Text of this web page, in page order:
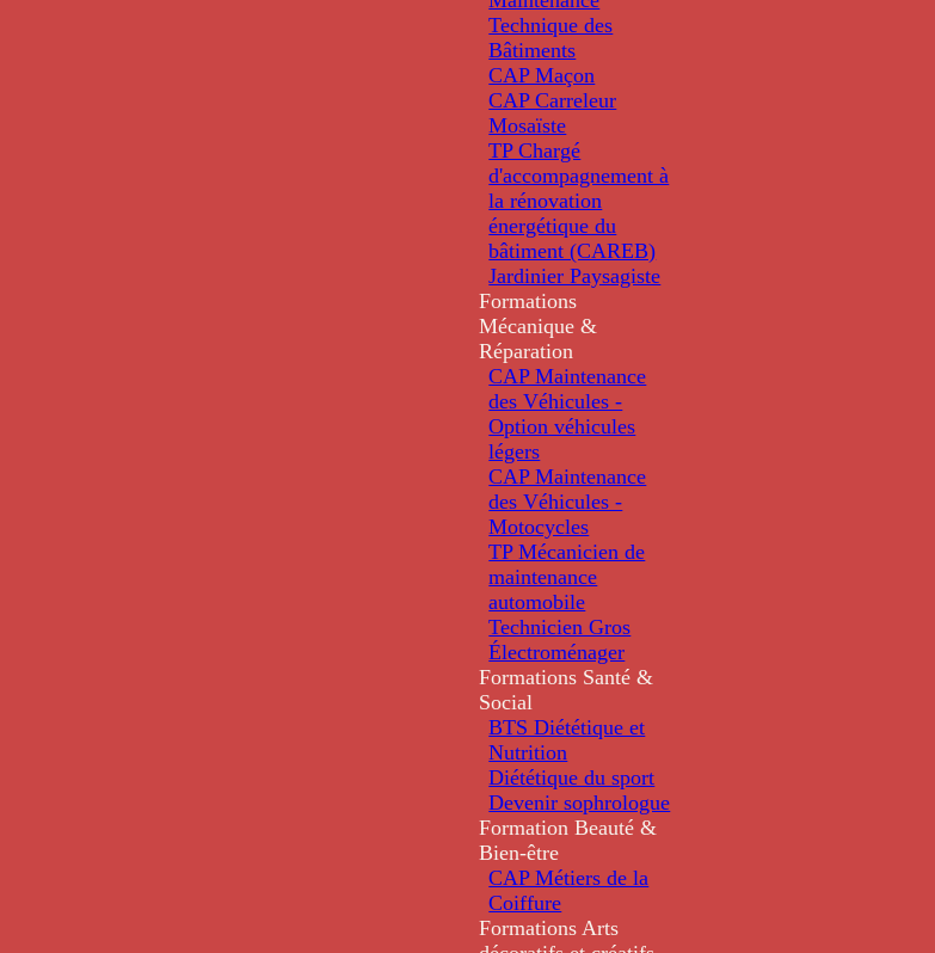
Technique des
Bâtiments
CAP Maçon
CAP Carreleur
Mosaïste
TP Chargé
d'accompagnement à
la rénovation
énergétique du
bâtiment (CAREB)
Jardinier Paysagiste
Formations
Mécanique &
Réparation
CAP Maintenance
des Véhicules -
Option véhicules
légers
CAP Maintenance
des Véhicules -
Motocycles
TP Mécanicien de
maintenance
automobile
Technicien Gros
Électroménager
Formations Santé &
Social
BTS Diététique et
Nutrition
Diététique du sport
Devenir sophrologue
Formation Beauté &
Bien-être
CAP Métiers de la
Coiffure
Formations Arts